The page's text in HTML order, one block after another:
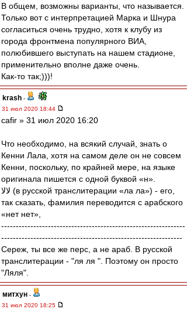
В общем, возможны варианты, что называется.
Только вот с интерпретацией Марка и Шнура
согласиться очень трудно, хотя к клубу из
города фронтмена популярного ВИА,
полюбившего выступать на нашем стадионе,
применительно вполне даже очень.
Как-то так;)))!
krash -
31 июл 2020 18:44
cafir » 31 июл 2020 16:20
Что необходимо, на всякий случай, знать о
Кенни Лала, хотя на самом деле он не совсем
Кенни, поскольку, по крайней мере, на языке
оригинала пишется с одной буквой «н».
لالا (в русской транслитерации «ла ла») - его,
так сказать, фамилия переводится с арабского
«нет нет»,
---------------------------------------------------------------
--------------------------------------------------------------
Сереж, ты все же перс, а не араб. В русской
транслитерации - "ля ля ". Поэтому он просто
"Ляля".
митхун -
31 июл 2020 18:25